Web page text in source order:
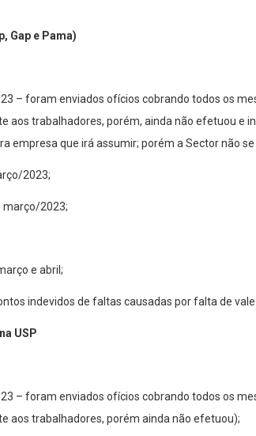
Gap e Pama)
– foram enviados ofícios cobrando todos os
aos trabalhadores, porém, ainda não efetuou e
empresa que irá assumir; porém a Sector não
2023;
março/2023;
e abril;
indevidos de faltas causadas por falta de
USP
– foram enviados ofícios cobrando todos os
aos trabalhadores, porém ainda não efetuou);